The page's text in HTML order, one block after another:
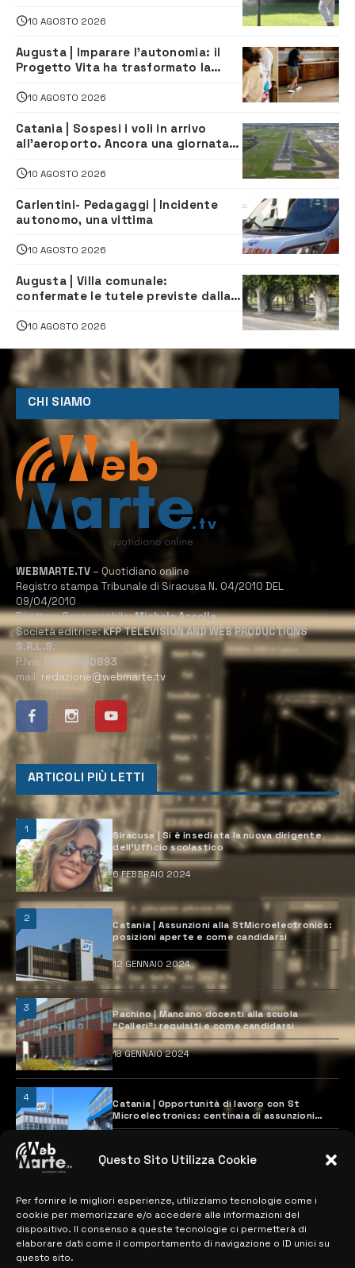
Questo Sito Utilizza Cookie
Per fornire le migliori esperienze, utilizziamo tecnologie come i
cookie per memorizzare e/o accedere alle informazioni del
dispositivo. Il consenso a queste tecnologie ci permetterà di
elaborare dati come il comportamento di navigazione o ID unici su
questo sito.
10 AGOSTO 2026
Augusta | Imparare l’autonomia: il
Progetto Vita ha trasformato la
indipendenza
10 AGOSTO 2026
Catania | Sospesi i voli in arrivo
all’aeroporto. Ancora una giornata
10 AGOSTO 2026
Carlentini- Pedagaggi | Incidente
autonomo, una vittima
10 AGOSTO 2026
Augusta | Villa comunale:
confermate le tutele previste dalla
10 AGOSTO 2026
CHI SIAMO
WEBMARTE.TV – Quotidiano online
Registro stampa Tribunale di Siracusa N. 04/2010 DEL
09/04/2010
Direttore Responsabile:Michele Accolla
Società editrice:KFP TELEVISION AND WEB PRODUCTIONS
S.R.L.S.
P.Iva: 02184950893
mail: redazione@webmarte.tv
ARTICOLI PIÙ LETTI
1
Siracusa | Si è insediata la nuova dirigente
dell’Ufficio scolastico
6 FEBBRAIO 2024
2
Catania | Assunzioni alla StMicroelectronics:
posizioni aperte e come candidarsi
12 GENNAIO 2024
3
Pachino | Mancano docenti alla scuola
“Calleri”: requisiti e come candidarsi
18 GENNAIO 2024
4
Catania | Opportunità di lavoro con St
Microelectronics: centinaia di assunzioni
previste
MAPPA DEL SITO
> NOTIZIE